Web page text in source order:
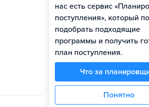
нас есть сервис
поступления», который
подобрать подходящие
программы и получить
план поступления.
Что за
Понятно